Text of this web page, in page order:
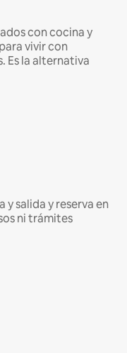
con cocina y
vivir con
Es la alternativa
y salida y reserva en
ni trámites